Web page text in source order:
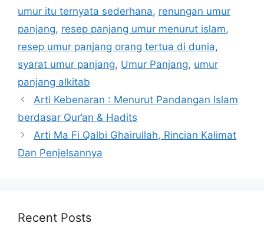
umur itu ternyata sederhana, renungan umur
panjang, resep panjang umur menurut islam,
resep umur panjang orang tertua di dunia,
syarat umur panjang, Umur Panjang, umur
panjang alkitab
Arti Kebenaran : Menurut Pandangan Islam
berdasar Qur’an & Hadits
Arti Ma Fi Qalbi Ghairullah, Rincian Kalimat
Dan Penjelsannya
Recent Posts